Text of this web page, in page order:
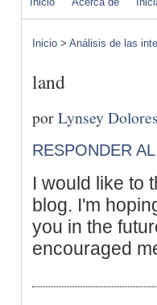
Inicio > Análisis de las
land
porLynsey Dolores
RESPONDER
I would like to
blog. I'm
you in the
encouraged